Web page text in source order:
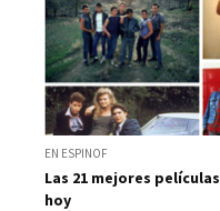
EN ESPINOF
Las 21 mejores
hoy